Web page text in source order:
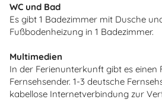
WC und Bad
Es gibt 1 Badezimmer mit Dusche
Fußbodenheizung in 1 Badezimmer.
Multimedien
In der Ferienunterkunft gibt es einen
Fernsehsender. 1-3 deutsche
kabellose Internetverbindung zur